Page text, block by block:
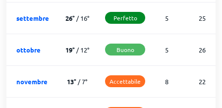
settembre 26°/16° Perfetto 5 25
ottobre 19°/12° Buono 5 26
novembre 13° /7° Accettabile 8 22